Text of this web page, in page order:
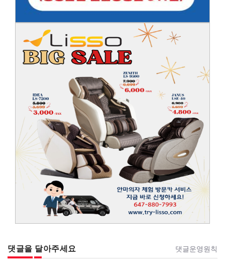
댓글을 달아주세요 댓글운영원칙